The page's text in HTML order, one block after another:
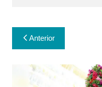
Navegación
de
entradas
Anterior